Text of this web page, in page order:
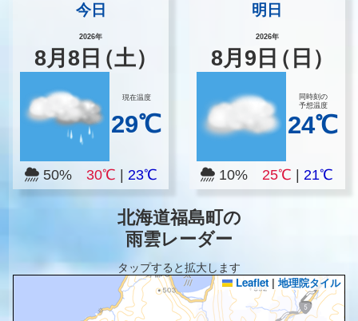
今日
2026年
8月8 日（土）
現在温度
29℃
50% 30℃ 23℃
明日
2026年
8月 9 日（日）
同時刻の
予想温度
24℃
10% 25℃ |21℃
北海道福島町の
雨雲レーダー
タップすると拡大します
Leaflet | 地理院タイル